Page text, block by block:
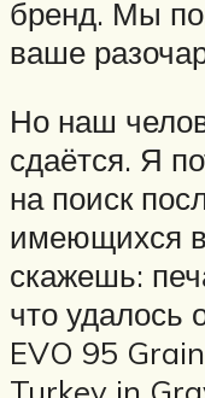
бренд. Мы
ваше
Но наш
сдаётся. Я
на поиск
имеющихся
скажешь:
что удалось
EVO 95